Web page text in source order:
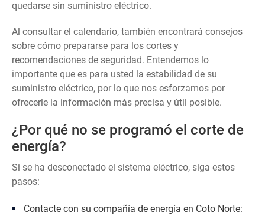
quedarse sin suministro eléctrico.
Al consultar el calendario, también encontrará consejos
sobre cómo prepararse para los cortes y
recomendaciones de seguridad. Entendemos lo
importante que es para usted la estabilidad de su
suministro eléctrico, por lo que nos esforzamos por
ofrecerle la información más precisa y útil posible.
¿Por qué no se programó el corte de
energía?
Si se ha desconectado el sistema eléctrico, siga estos
pasos:
Contacte con su compañía de energía en Coto Norte: